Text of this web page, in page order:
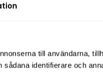
till användarna,
identifierare och
NYTT PRIS